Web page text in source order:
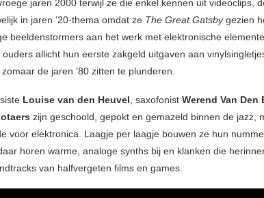
jaren 2000 terwijl ze die enkel kennen uit videoclips,
in jaren ’20-thema omdat ze The Great Gatsbygezien
beeldenstormers aan het werk met elektronische
ouders allicht hun eerste zakgeld uitgaven aan
zomaar de jaren ’80 zitten te plunderen.
Louise van den Heuvel, saxofonist Werend Van Den
zijn geschoold, gepokt en gemazeld binnen de jazz,
voor elektronica. Laagje per laagje bouwen ze hun
horen warme, analoge synths bij en klanken die
van halfvergeten films en games.